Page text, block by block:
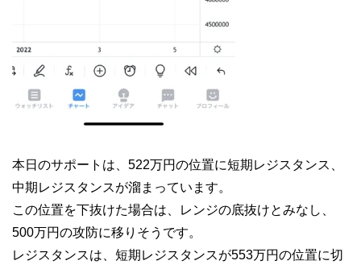
本日のサポートは、522万円の位置に短期レジスタンス、
中期レジスタンスが溜まっています。
この位置を下抜けた場合は、レンジの底抜けとみなし、
500万円の攻防に移りそうです。
レジスタンスは、短期レジスタンスが553万円の位置に切